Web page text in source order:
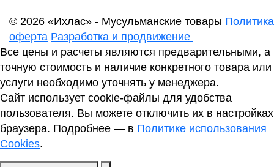
© 2026 «Ихлас» - Мусульманские товары
оферта Разработка и продвижение
Все цены и расчеты являются предварительными, а
точную стоимость и наличие конкретного товара или
услуги необходимо уточнять у менеджера.
Сайт использует cookie-файлы для удобства
пользователя. Вы можете отключить их в настройках
браузера. Подробнее — в Политике использования
Cookies.